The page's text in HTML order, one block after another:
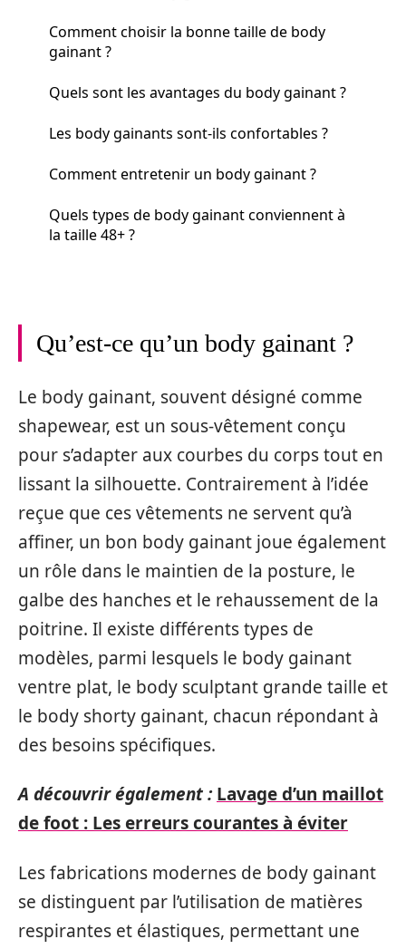
Comment choisir la bonne taille de body
gainant ?
Quels sont les avantages du body gainant ?
Les body gainants sont-ils confortables ?
Comment entretenir un body gainant ?
Quels types de body gainant conviennent à
la taille 48+ ?
Qu’est-ce qu’un body gainant ?
Le body gainant, souvent désigné comme
shapewear, est un sous-vêtement conçu
pour s’adapter aux courbes du corps tout en
lissant la silhouette. Contrairement à l’idée
reçue que ces vêtements ne servent qu’à
affiner, un bon body gainant joue également
un rôle dans le maintien de la posture, le
galbe des hanches et le rehaussement de la
poitrine. Il existe différents types de
modèles, parmi lesquels le body gainant
ventre plat, le body sculptant grande taille et
le body shorty gainant, chacun répondant à
des besoins spécifiques.
A découvrir également : Lavage d’un maillot
de foot : Les erreurs courantes à éviter
Les fabrications modernes de body gainant
se distinguent par l’utilisation de matières
respirantes et élastiques, permettant une